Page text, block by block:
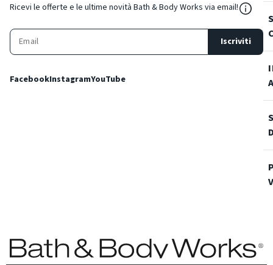
Ricevi le offerte e le ultime novità Bath & Body Works via email!
Iscriviti
FacebookInstagramYouTube